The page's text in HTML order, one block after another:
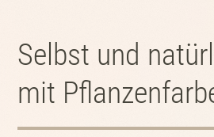
Selbst und
mit